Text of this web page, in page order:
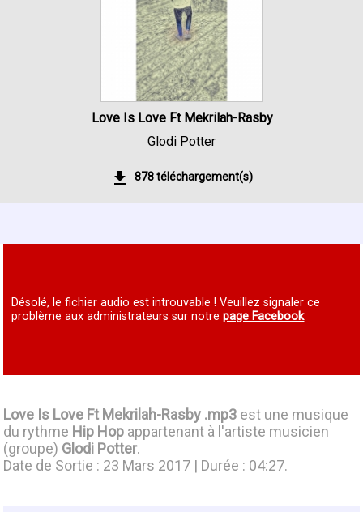
Love Is Love Ft Mekrilah-Rasby
Glodi Potter
878 téléchargement(s)
Désolé, le fichier audio est introuvable ! Veuillez signaler ce
problème aux administrateurs sur notrepage Facebook
Love Is Love Ft Mekrilah-Rasby .mp3 est une musique
du rythme Hip Hop appartenant à l'artiste musicien
(groupe) Glodi Potter.
Date de Sortie : 23 Mars 2017 | Durée : 04:27.